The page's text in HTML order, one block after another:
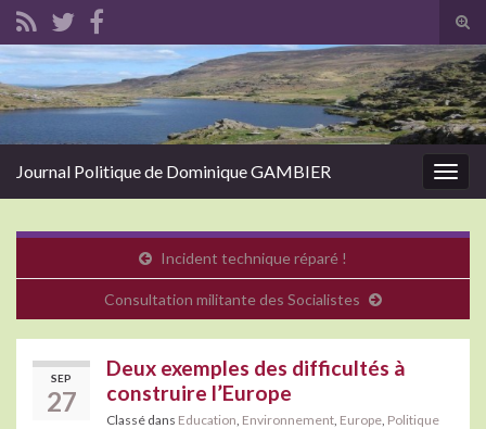
Search for:
Journal Politique de Dominique GAMBIER
Incident technique réparé !
Consultation militante des Socialistes
SEP
27
Deux exemples des difficultés à
construire l’Europe
Classé dans Education Environnement Europe Politique